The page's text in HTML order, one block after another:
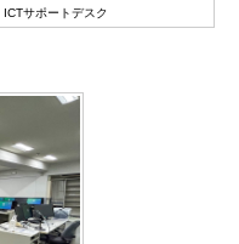
ICTサポートデスク